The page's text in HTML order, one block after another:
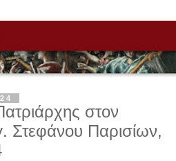
στον
Στεφάνου Παρισίων,